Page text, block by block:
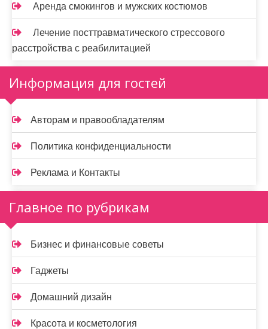
Аренда смокингов и мужских костюмов
Лечение посттравматического стрессового
расстройства с реабилитацией
Информация для гостей
Авторам и правообладателям
Политика конфиденциальности
Реклама и Контакты
Главное по рубрикам
Бизнес и финансовые советы
Гаджеты
Домашний дизайн
Красота и косметология